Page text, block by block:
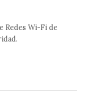
Redes Wi-Fi de